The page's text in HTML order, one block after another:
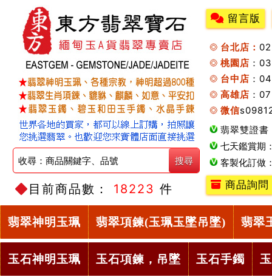
目前商品數： 18223 件
留言版
台北店：
桃園店 ：
台中店 ：
高雄店 ：
微信
翡翠雙證書
七天鑑賞期
客製化訂做
商品詢問
翡翠神明玉珮 翡翠項鍊(玉珮玉墜吊墜) 翡翠
玉石神明玉珮 玉石項鍊，吊墜 玉石手鐲